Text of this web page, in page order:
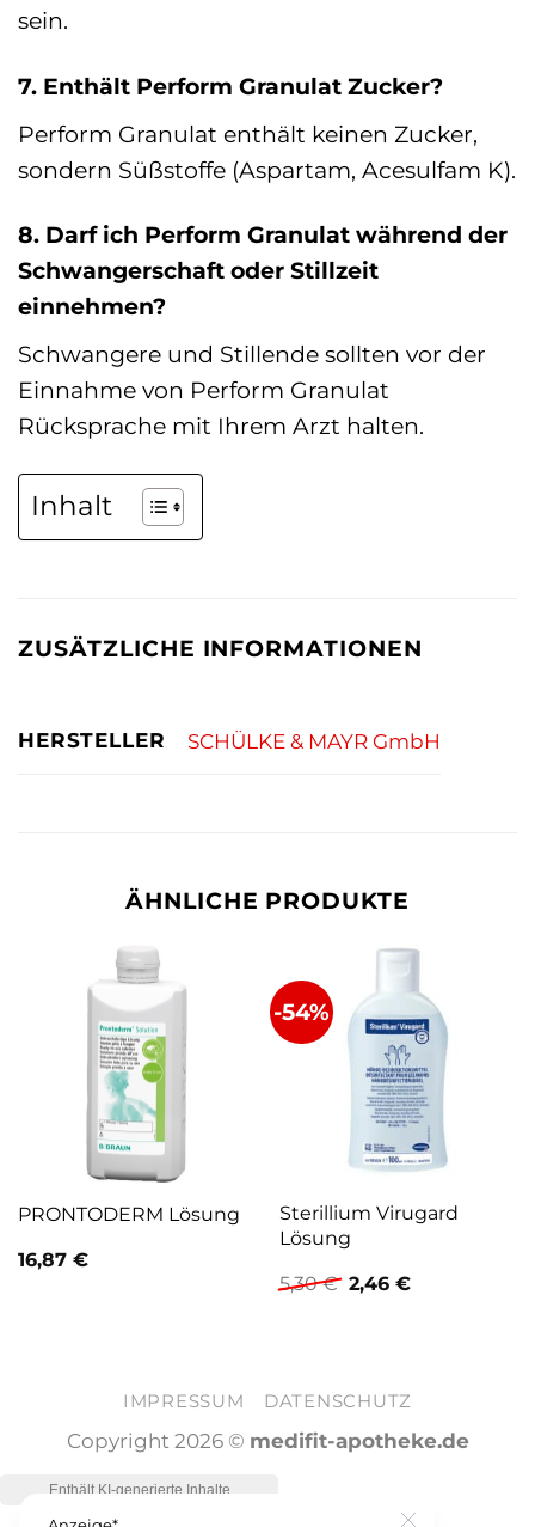
sein.
7. Enthält Perform Granulat Zucker?
Perform Granulat enthält keinen Zucker,
sondern Süßstoffe (Aspartam, Acesulfam K).
8. Darf ich Perform Granulat während der
Schwangerschaft oder Stillzeit
einnehmen?
Schwangere und Stillende sollten vor der
Einnahme von Perform Granulat
Rücksprache mit Ihrem Arzt halten.
Inhalt
ZUSÄTZLICHE INFORMATIONEN
HERSTELLER SCHÜLKE & MAYR GmbH
ÄHNLICHE PRODUKTE
PRONTODERM Lösung
16,87 €
-54%
Sterillium Virugard
Lösung
5,30€ Ursprünglicher
Preis
2,46 €Aktueller
IMPRESSUM DATENSCHUTZ
Copyright 2026 © medifit-apotheke.de